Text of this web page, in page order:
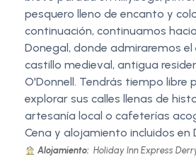
pesquero lleno de encanto y
continuación, continuamos
Donegal, donde admiraremos
castillo medieval, antigua
O'Donnell. Tendrás tiempo libre
explorar sus calles llenas de
artesanía local o cafeterías
Cena y alojamiento incluidos en
Alojamiento: Holiday Inn Express